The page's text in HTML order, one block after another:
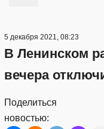
5 декабря 2021, 08:23
В Ленинском
вечера
Поделиться
новостью: